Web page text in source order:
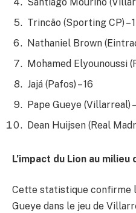
Trincão (Sporting CP) –
Nathaniel Brown
Mohamed Elyounoussi
Jajá (Pafos) – 16
Pape Gueye (Villarreal) –
Dean Huijsen (Real
L’impact du Lion au
Cette statistique confirme
Gueye dans le jeu de